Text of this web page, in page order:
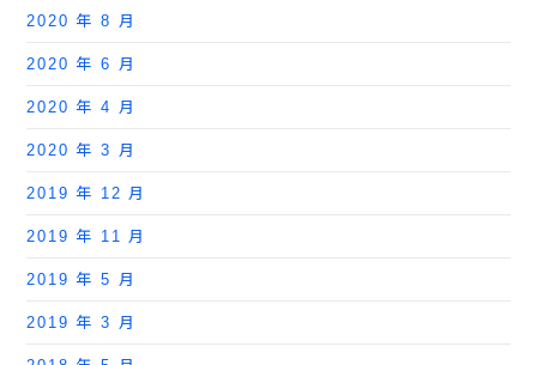
2020 年 8 月
2020 年 6 月
2020 年 4 月
2020 年 3 月
2019 年 12 月
2019 年 11 月
2019 年 5 月
2019 年 3 月